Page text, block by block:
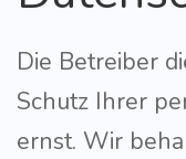
Die Betreiber
Schutz Ihrer
ernst. Wir